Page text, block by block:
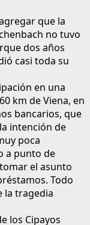
que la
no tuvo
dos años
casi toda su
en una
km de Viena, en
bancarios, que
intención de
poca
a punto de
el asunto
Todo
la tragedia
los Cipayos